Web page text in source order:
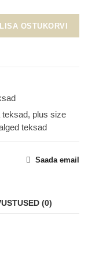
LISA OSTUKORVI
teksad, plus size
teksad
Saada email
(0)